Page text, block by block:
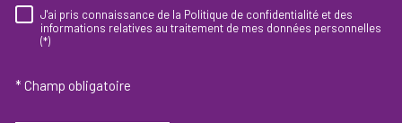
RÈGLEMENTATION
J'ai pris connaissance de la Politique de confidentialité et des
informations relatives au traitement de mes données personnelles
(*)
* Champ obligatoire